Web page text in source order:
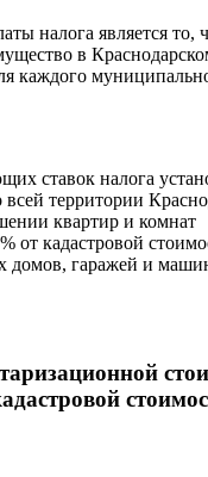
налога является то,
в
каждого
ставок налога
территории
квартир и комнат
от кадастровой
домов, гаражей и